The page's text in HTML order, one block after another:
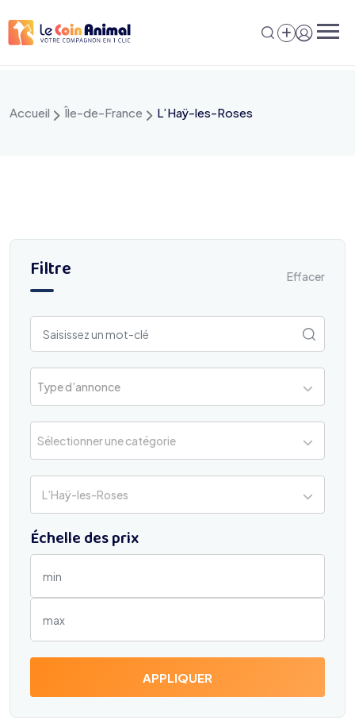
au
Accueil Île-de-France L’Haÿ-les-Roses
Filtre Effacer
Type d’annonce
Sélectionner une catégorie
L’Haÿ-les-Roses
Échelle des prix
APPLIQUER